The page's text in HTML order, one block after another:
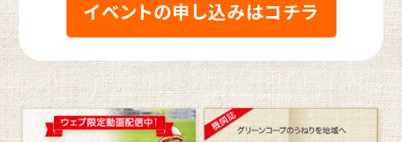
イベントの申し込みはコチラ